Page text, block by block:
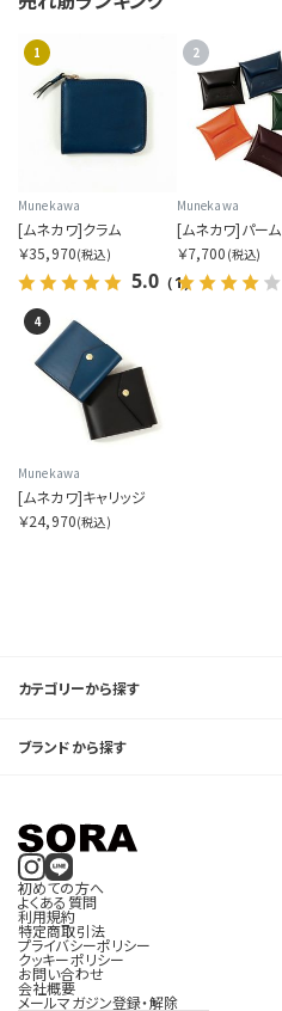
1
Munekawa
[ムネカワ]クラム
￥35,970(税込)
5.0 （1）
2
Munekawa
[ムネカワ]パーム
￥7,700 (税込)
4
Munekawa
[ムネカワ]キャリッジ
￥24,970(税込)
カテゴリーから探す
ブランドから探す
初めての方へ
よくある質問
利用規約
特定商取引法
プライバシーポリシー
クッキーポリシー
お問い合わせ
会社概要
メールマガジン登録・解除